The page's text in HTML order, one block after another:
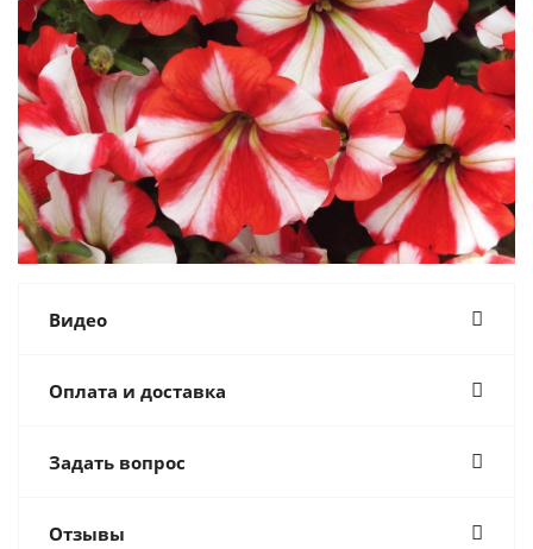
Видео
Оплата и доставка
Задать вопрос
Отзывы